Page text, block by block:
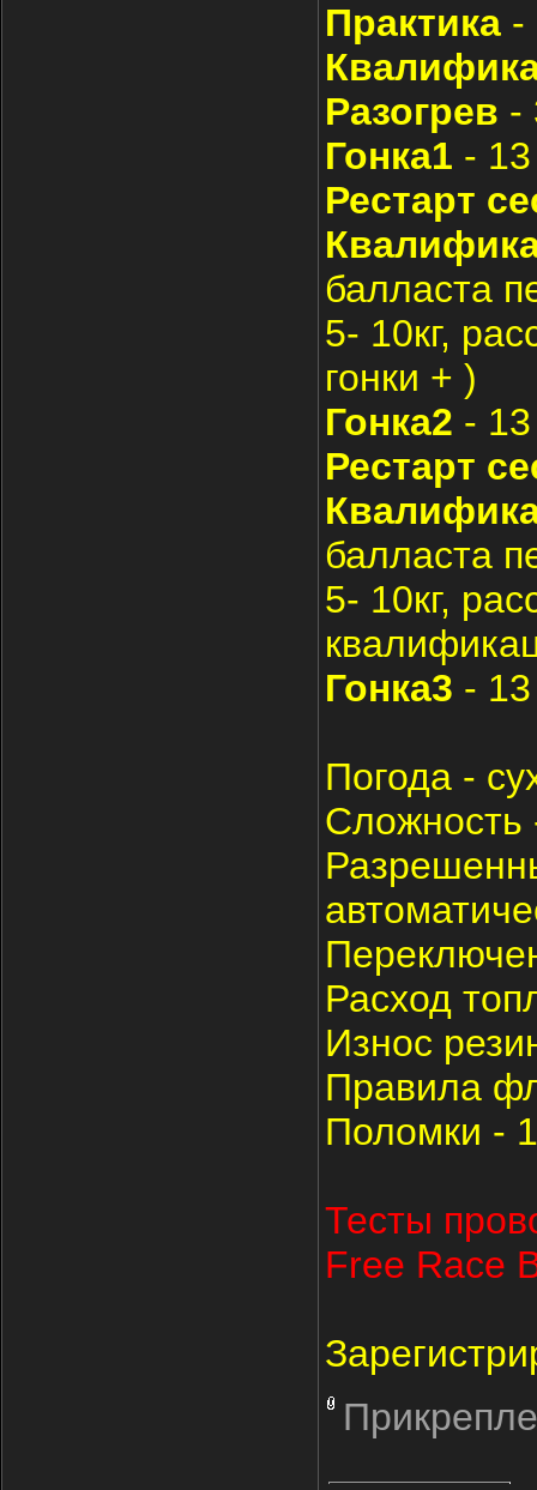
Практика -
Разогрев -
Гонка1 - 13
Рестарт
балласта
5- 10кг,
гонки + )
Гонка2 - 13
Рестарт
балласта
5- 10кг,
Гонка3 - 13
Погода -
Сложность
Расход
Износ
Правила
Поломки -
Тесты
Free Race